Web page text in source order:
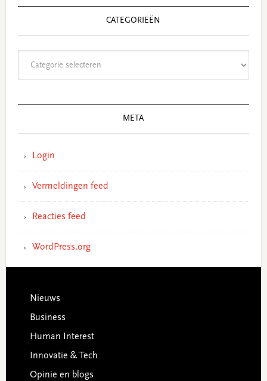
CATEGORIEËN
META
Login
Vermeldingen feed
Reacties feed
WordPress.org
Footer
Nieuws
Business
Human Interest
Innovatie & Tech
Opinie en blogs